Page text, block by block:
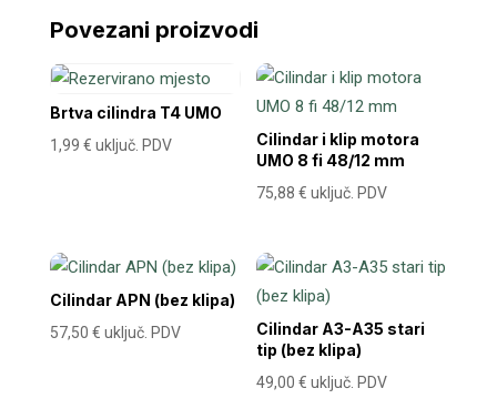
Povezani proizvodi
Brtva cilindra T4 UMO
1,99 € uključ. PDV
Cilindar i klip motora
UMO 8 fi 48/12 mm
75,88€ uključ. PDV
Cilindar APN (bez klipa)
57,50 € uključ. PDV
Cilindar A3-A35 stari
tip (bez klipa)
49,00€ uključ. PDV